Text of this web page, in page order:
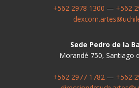
+562 2978 1300 — +562
Sede Pedro de la
Morandé 750, Santiago
+562 2977 1782— +562